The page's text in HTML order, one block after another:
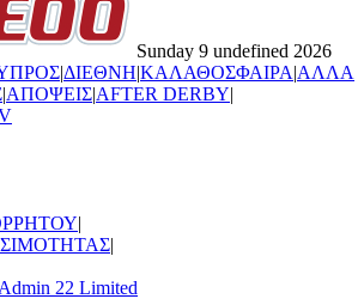
Sunday 9 undefined 2026
|ΔΙΕΘΝΗ|ΚΑΛΑΘΟΣΦΑΙΡΑ|ΑΛΛΑ
|ΑΠΟΨΕΙΣ|AFTER DERBY|
|
|
22 Limited